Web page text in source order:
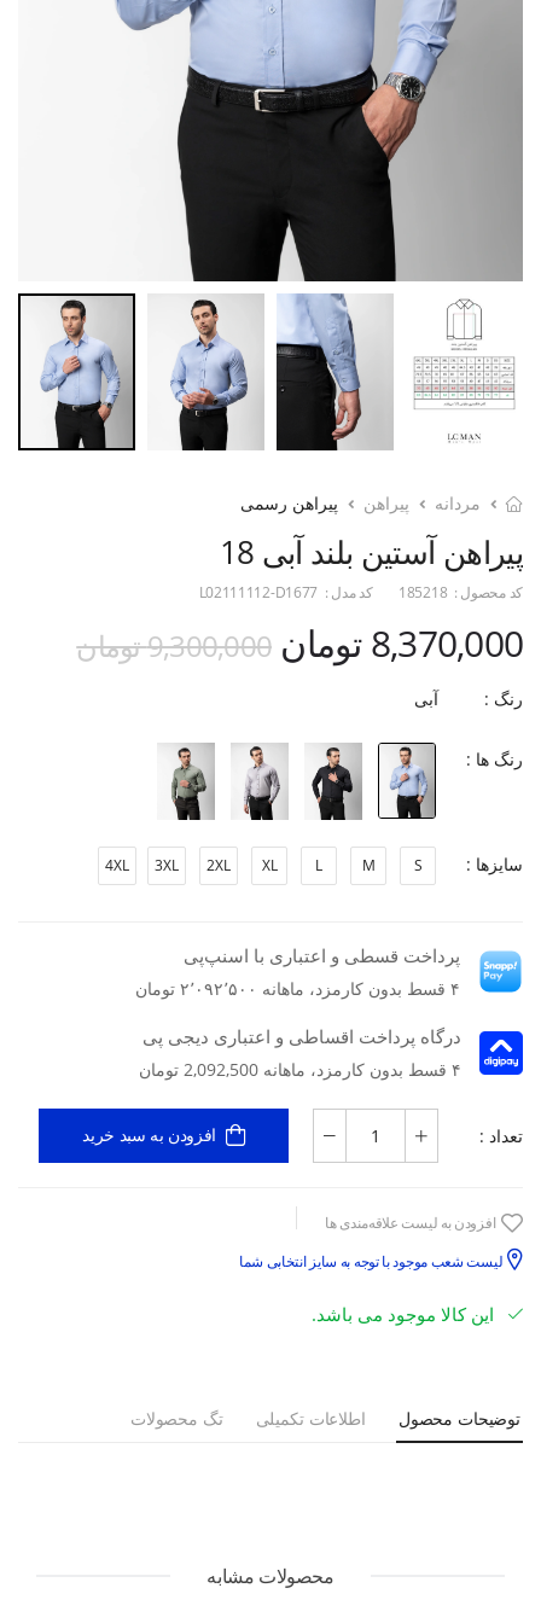
مردانه پیراهن پیراهن رسمی
پیراهن آستین بلند آبی 18
کد محصول : 185218 کد مدل : L02111112-D1677
8,370,000 تومان 9,300,000 تومان
رنگ : آبی
رنگ ها :
سایزها : S
M
L
XL
2XL
3XL
4XL
پرداخت قسطی و اعتباری با اسنپ‌پی
۴ قسط بدون کارمزد، ماهانه ۲٬۰۹۲٬۵۰۰ تومان
درگاه پرداخت اقساطی و اعتباری دیجی پی
۴ قسط بدون کارمزد، ماهانه 2,092,500 تومان
تعداد : افزودن به سبد خرید
افزودن به لیست علاقه‌مندی ها
لیست شعب موجود با توجه به سایز انتخابی شما
این کالا موجود می باشد.
توضیحات محصول اطلاعات تکمیلی تگ محصولات
محصولات مشابه